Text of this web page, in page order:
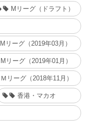
Mリーグ（ドラフト）
Mリーグ（2019年03月）
Mリーグ（2019年01月）
Ｍリーグ（2018年11月）
香港・マカオ